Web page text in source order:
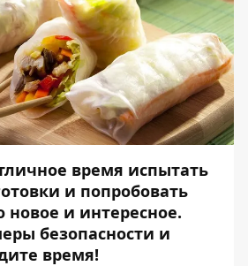
время испытать
и попробовать
новое и интересное.
безопасности и
время!